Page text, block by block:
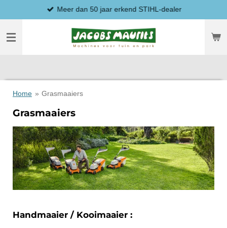
direct
naar
hoofdinhoud
Meer dan 50 jaar erkend STIHL-dealer
Home » Grasmaaiers
Grasmaaiers
Handmaaier / Kooimaaier :